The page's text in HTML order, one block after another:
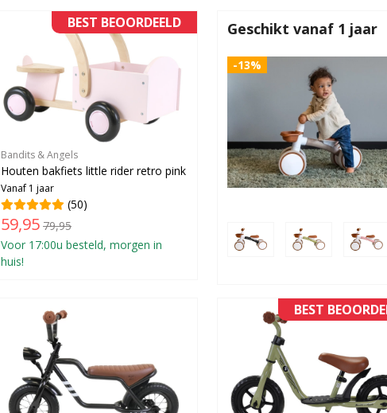
BEST BEOORDEELD
Bandits & Angels
Houten bakfiets little rider retro pink
Vanaf 1 jaar
(50)
59,95 79,95
Voor 17:00u besteld, morgen in
huis!
Geschikt vanaf 1 jaar
-13%
BEST